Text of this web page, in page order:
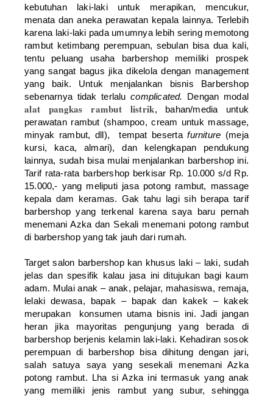
kebutuhan laki-laki untuk merapikan, mencukur,
menata dan aneka perawatan kepala lainnya. Terlebih
karena laki-laki pada umumnya lebih sering memotong
rambut ketimbang perempuan, sebulan bisa dua kali,
tentu peluang usaha barbershop memiliki prospek
yang sangat bagus jika dikelola dengan management
yang baik. Untuk menjalankan bisnis Barbershop
sebenarnya tidak terlalucomplicated. Dengan modal
alat pangkas rambut listrik, bahan/media untuk
perawatan rambut (shampoo, cream untuk massage,
minyak rambut, dll), tempat besertafurniture (meja
kursi, kaca, almari), dan kelengkapan pendukung
lainnya, sudah bisa mulai menjalankan barbershop ini.
Tarif rata-rata barbershop berkisar Rp. 10.000 s/d Rp.
15.000,- yang meliputi jasa potong rambut, massage
kepala dam keramas. Gak tahu lagi sih berapa tarif
barbershop yang terkenal karena saya baru pernah
menemani Azka dan Sekali menemani potong rambut
di barbershop yang tak jauh dari rumah.
Target salon barbershop kan khusus laki – laki, sudah
jelas dan spesifik kalau jasa ini ditujukan bagi kaum
adam. Mulai anak – anak, pelajar, mahasiswa, remaja,
lelaki dewasa, bapak – bapak dan kakek – kakek
merupakan konsumen utama bisnis ini. Jadi jangan
heran jika mayoritas pengunjung yang berada di
barbershop berjenis kelamin laki-laki. Kehadiran sosok
perempuan di barbershop bisa dihitung dengan jari,
salah satuya saya yang sesekali menemani Azka
potong rambut. Lha si Azka ini termasuk yang anak
yang memiliki jenis rambut yang subur, sehingga